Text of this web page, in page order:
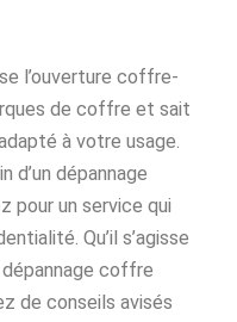
l’ouverture coffre-
de coffre et sait
à votre usage.
d’un dépannage
pour un service qui
Qu’il s’agisse
dépannage coffre
de conseils avisés